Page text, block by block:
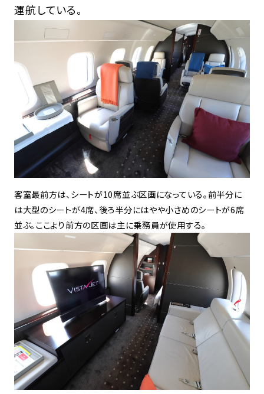
運航している。
客室最前方は、シートが10席並ぶ区画になっている。前半分に
は大型のシートが4席、後ろ半分にはやや小さめのシートが6席
並ぶ。ここより前方の区画は主に乗務員が使用する。